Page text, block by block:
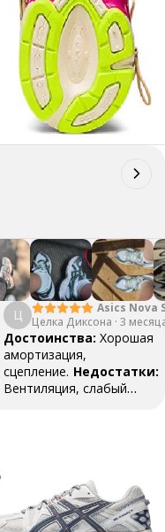
Ц
Asics Nova
Black Green
Целка Диксона · 3
Достоинства: Хорошая
амортизация,
сцепление. Недостатки:
Вентиляция, слабый
протираться верх носка,
лично моя проблема, так
кроссовках которые я